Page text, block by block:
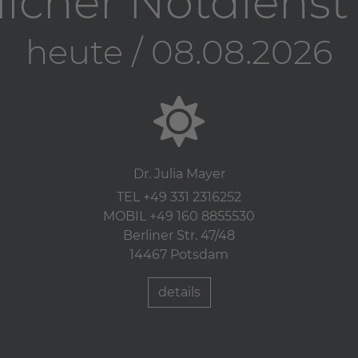
heute / 08.08.2026
Dr. Julia Mayer
TEL +49 331 2316252
MOBIL +49 160 8855530
Berliner Str. 47/48
14467 Potsdam
details